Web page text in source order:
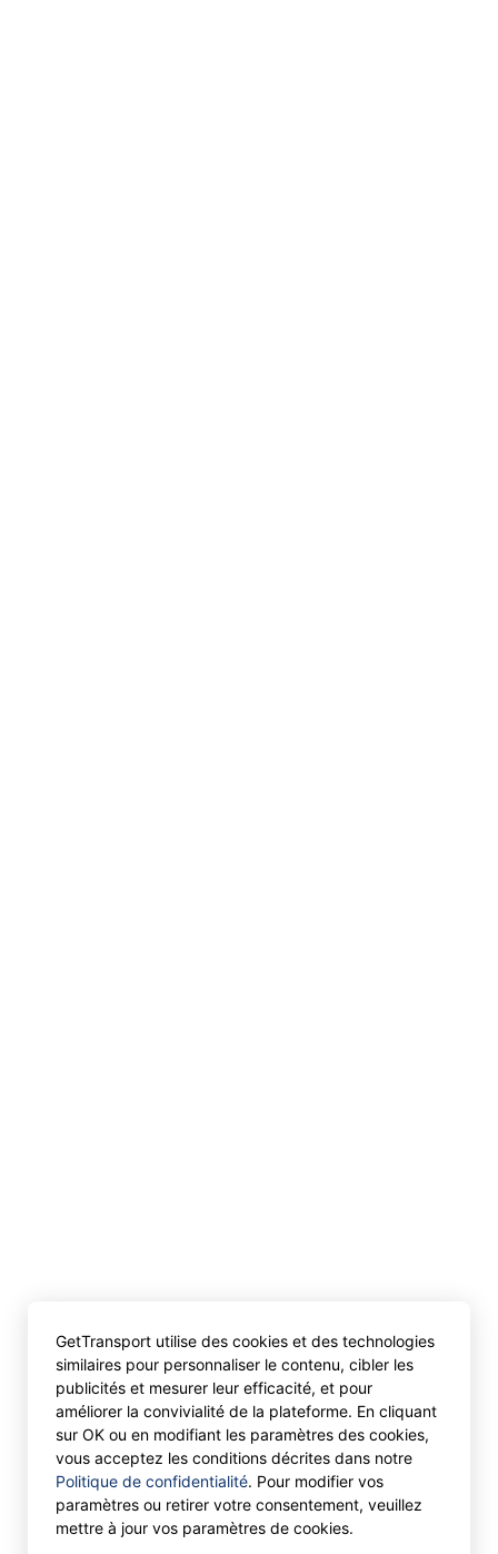
GetTransport utilise des cookies et des technologies
similaires pour personnaliser le contenu, cibler les
publicités et mesurer leur efficacité, et pour
améliorer la convivialité de la plateforme. En cliquant
sur OK ou en modifiant les paramètres des cookies,
vous acceptez les conditions décrites dans notre
Politique de confidentialité. Pour modifier vos
paramètres ou retirer votre consentement, veuillez
mettre à jour vos paramètres de cookies.